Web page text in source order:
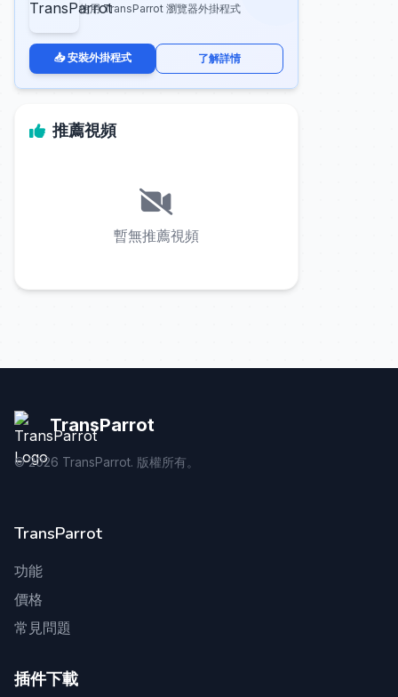
使用 TransParrot 瀏覽器外掛程式
📥 安裝外掛程式 了解詳情
推薦視頻
暫無推薦視頻
TransParrot
©2026 TransParrot. 版權所有。
TransParrot
功能
價格
常見問題
插件下載